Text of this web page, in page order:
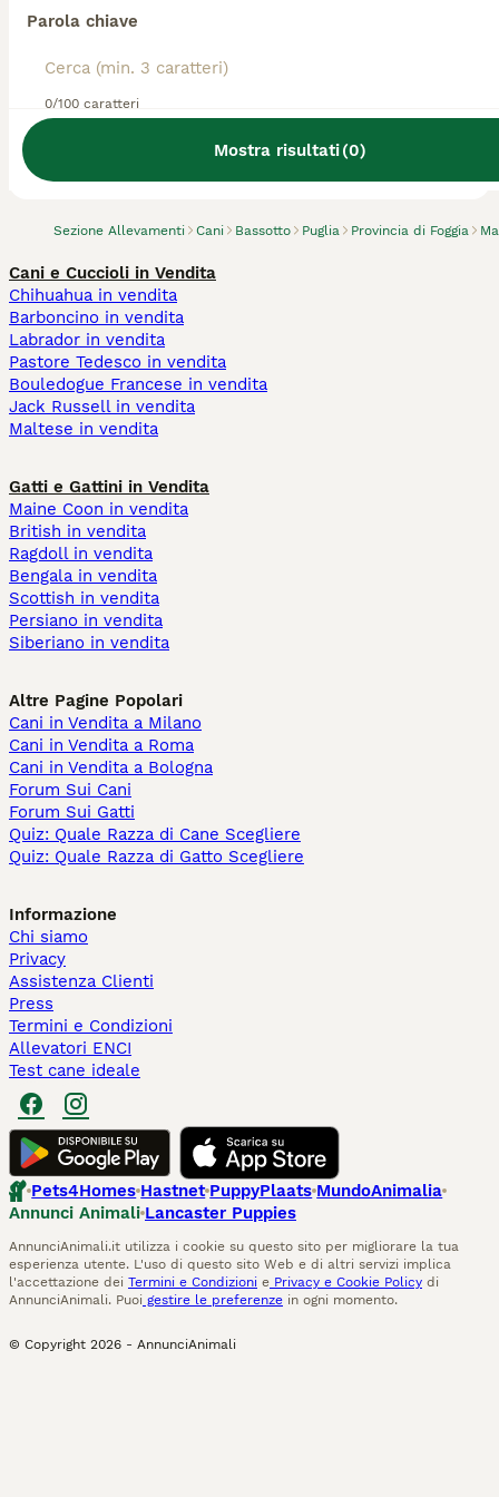
Parola chiave
0/100 caratteri
Mostra risultati(0)
Sezione Allevamenti Cani Bassotto Puglia Provincia di Foggia
Abbiamo trovato 0 Allevamento di Bassotto,
Manfredonia.
Cani e Cuccioli in Vendita
Chihuahua in vendita
Barboncino in vendita
Labrador in vendita
Pastore Tedesco in vendita
Bouledogue Francese in vendita
Jack Russell in vendita
Maltese in vendita
Gatti e Gattini in Vendita
Maine Coon in vendita
British in vendita
Ragdoll in vendita
Bengala in vendita
Scottish in vendita
Persiano in vendita
Siberiano in vendita
Altre Pagine Popolari
Cani in Vendita a Milano
Cani in Vendita a Roma
Cani in Vendita a Bologna
Forum Sui Cani
Forum Sui Gatti
Quiz: Quale Razza di Cane Scegliere
Quiz: Quale Razza di Gatto Scegliere
Informazione
Chi siamo
Privacy
Assistenza Clienti
Press
Termini e Condizioni
Allevatori ENCI
Test cane ideale
Pets4Homes Hastnet PuppyPlaats MundoAnimalia
Annunci Animali Lancaster Puppies
AnnunciAnimali.it utilizza i cookie su questo sito per migliorare la tua
esperienza utente. L'uso di questo sito Web e di altri servizi implica
l'accettazione dei Termini e Condizioni e Privacy e Cookie Policy di
AnnunciAnimali. Puoi gestire le preferenze in ogni momento.
© Copyright 2026 - AnnunciAnimali